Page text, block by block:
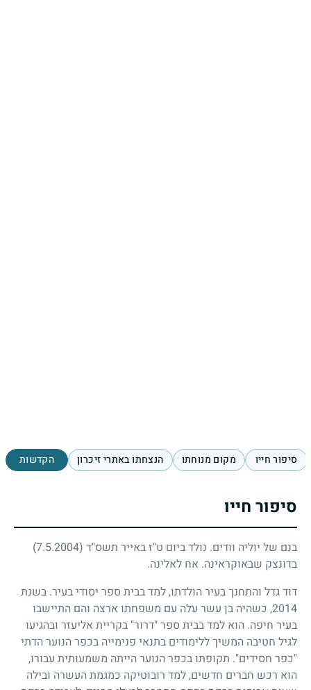
סיפור חייו מקום מנוחתו הנצחתו באתרי זיכרון הקדשות
סיפור חייו
בנם של יוליה וודים. נולד ביום ט"ז באייר תשס"ד (7.5.2004)
בדונצק שבאוקראינה. אח לאלינה.
דוד גדל והתחנך בעיר הולדתו, למד בבית ספר יסודי בעיר. בשנת
2014, כשהיה בן עשר עלה עם משפחתו ארצה והם התיישבו
בעיר חיפה. הוא למד בבית ספר "דרור" בקריית אליעזר ובהגיעו
לגיל חטיבה המשיך ללימודים בתנאי פנימייה בכפר הנוער הדתי
"כפר חסידים". תקופתו בכפר הנוער הייתה משמעותית עבורו,
הוא רכש חברים חדשים, למד רובוטיקה כמגמת העשרה ובילה